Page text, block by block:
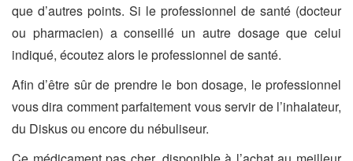
que d’autres points. Si le professionnel de santé (docteur
ou pharmacien) a conseillé un autre dosage que celui
indiqué, écoutez alors le professionnel de santé.
Afin d’être sûr de prendre le bon dosage, le professionnel
vous dira comment parfaitement vous servir de l’inhalateur,
du Diskus ou encore du nébuliseur.